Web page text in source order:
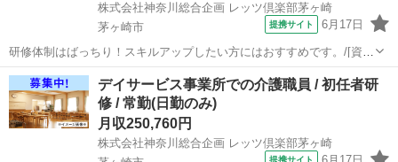
株式会社神奈川総合企画 レッツ倶楽部茅ヶ崎
茅ヶ崎市
提携サイト 6月17日
研修体制はばっちり！スキルアップしたい方にはおすすめです。/[資格
取得制度有り] 働きながら資格取得が目指せる！(初任者研修・実務者
研修・介護福祉士)/20代・30代が活躍できる！ 【施設名】 株式会社神
奈川総合企画 レッ...
神奈川 茅ヶ崎市 介護福祉士
デイサービス事業所での介護職員 / 初任者研
修 / 常勤(日勤のみ)
月収250,760円
株式会社神奈川総合企画 レッツ倶楽部茅ヶ崎
提携サイト